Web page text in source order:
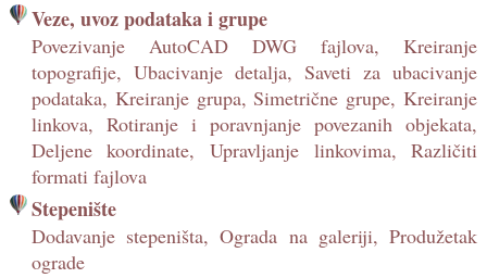
Veze, uvoz podataka i grupe
Povezivanje AutoCAD DWG fajlova, Kreiranje
topografije, Ubacivanje detalja, Saveti za ubacivanje
podataka, Kreiranje grupa, Simetrične grupe, Kreiranje
linkova, Rotiranje i poravnjanje povezanih objekata,
Deljene koordinate, Upravljanje linkovima, Različiti
formati fajlova
Stepenište
Dodavanje stepeništa, Ograda na galeriji, Produžetak
ograde